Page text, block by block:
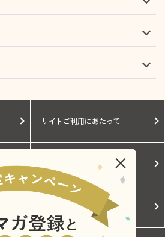
サイトご利用にあたって
ご利用規約